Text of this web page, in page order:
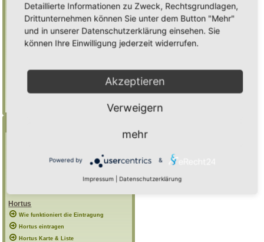
Benutze ein * als Platzhalter für teilweis
Übereinstimmungen
Mulchfindet "Mulch", Mulch*findet auch
Weitere Hilfe zur Suche
Foren-Übersicht
Hortus
Wie funktioniert die Eintragung
Hortus eintragen
Hortus Karte & Liste
Detaillierte Informationen zu Zweck, Rechtsgrundlagen,
Drittunternehmen können Sie unter dem Button "Mehr"
und in unserer Datenschutzerklärung einsehen. Sie
können Ihre Einwilligung jederzeit widerrufen.
Akzeptieren
Verweigern
mehr
Powered by &
Impressum Datenschutzerklärung